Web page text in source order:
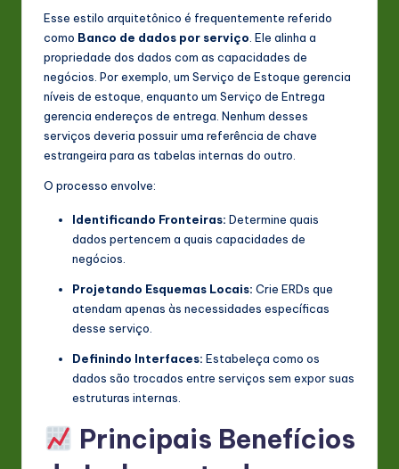
Esse estilo arquitetônico é frequentemente referido
como Banco de dados por serviço . Ele alinha a
propriedade dos dados com as capacidades de
negócios. Por exemplo, um Serviço de Estoque gerencia
níveis de estoque, enquanto um Serviço de Entrega
gerencia endereços de entrega. Nenhum desses
serviços deveria possuir uma referência de chave
estrangeira para as tabelas internas do outro.
O processo envolve:
Identificando Fronteiras: Determine quais
dados pertencem a quais capacidades de
negócios.
Projetando Esquemas Locais: Crie ERDs que
atendam apenas às necessidades específicas
desse serviço.
Definindo Interfaces: Estabeleça como os
dados são trocados entre serviços sem expor suas
estruturas internas.
Principais Benefícios